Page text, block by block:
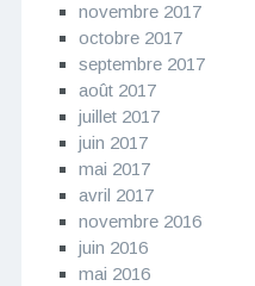
novembre 2017
octobre 2017
septembre 2017
août 2017
juillet 2017
juin 2017
mai 2017
avril 2017
novembre 2016
juin 2016
mai 2016